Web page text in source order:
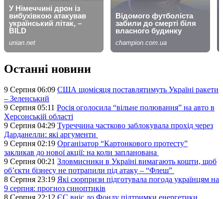
Останні новини
9 Серпня 06:09 США щомісяця поставлятимуть Україні ракети
– Зеленський
9 Серпня 05:11 Росія оголосила “вільне полювання” на авто в
Херсонській області
9 Серпня 04:29 Туреччина частково заблокувала прохід через
Дарданелли: які аргументи
9 Серпня 02:19 Організатор “Картонкового протесту”
закликав до нової акції: на коли запланована
9 Серпня 00:21 Зловмисники в Україні вимагають кошти, щоб
об’єкти бізнесу не потрапили під атаку – “Флеш”
8 Серпня 23:19 Які сюрпризи підготувала погода українцям на
9 серпня: прогноз синоптиків